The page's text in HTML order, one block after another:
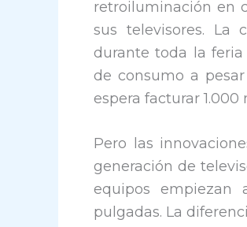
retroiluminación en
sus televisores. La
durante toda la
de consumo a
espera facturar
Pero las
generación de
equipos
pulgadas. La